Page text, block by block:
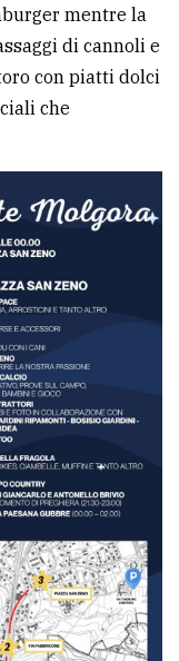
mentre la
di cannoli e
con piatti dolci
che